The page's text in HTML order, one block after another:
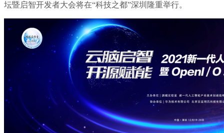
坛暨启智开发者大会将在“科技之都”深圳隆重举行。